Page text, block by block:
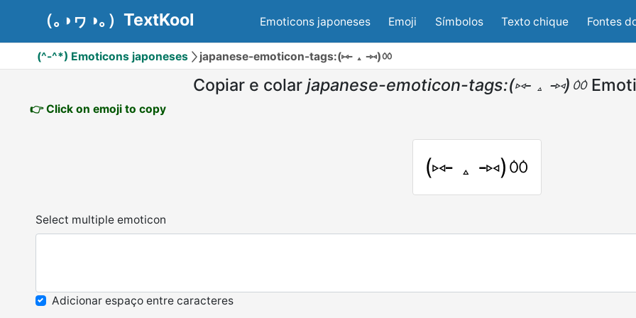
（｡◑ヮ◑｡）TextKool Emoticons japoneses Emoji Símbolos Texto chique Fontes
(^-^*) Emoticons japoneses japanese-emoticon-tags:(⑅╸▵╺⑅)ㆀ
Copiar e colar japanese-emoticon-tags:(⑅╸▵╺⑅)ㆀ
👉 Click on emoji to copy
(⑅╸▵╺⑅)ㆀ
Select multiple emoticon
Adicionar espaço entre caracteres